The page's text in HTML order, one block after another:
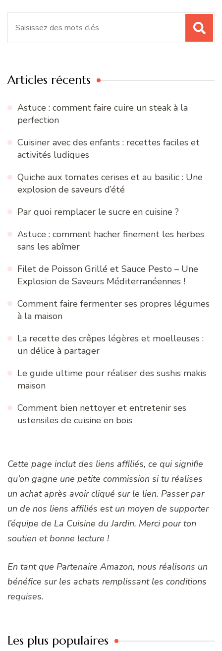
Articles récents
Astuce : comment faire cuire un steak à la
perfection
Cuisiner avec des enfants : recettes faciles et
activités ludiques
Quiche aux tomates cerises et au basilic : Une
explosion de saveurs d’été
Par quoi remplacer le sucre en cuisine ?
Astuce : comment hacher finement les herbes
sans les abîmer
Filet de Poisson Grillé et Sauce Pesto – Une
Explosion de Saveurs Méditerranéennes !
Comment faire fermenter ses propres légumes
à la maison
La recette des crêpes légères et moelleuses :
un délice à partager
Le guide ultime pour réaliser des sushis makis
maison
Comment bien nettoyer et entretenir ses
ustensiles de cuisine en bois
Cette page inclut des liens affiliés, ce qui signifie
qu’on gagne une petite commission si tu réalises
un achat après avoir cliqué sur le lien. Passer par
un de nos liens affiliés est un moyen de supporter
l’équipe de La Cuisine du Jardin. Merci pour ton
soutien et bonne lecture !
En tant que Partenaire Amazon, nous réalisons un
bénéfice sur les achats remplissant les conditions
requises.
Les plus populaires